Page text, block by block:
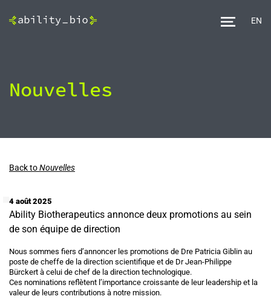
EN
Nouvelles
Back toNouvelles
4 août 2025
Ability Biotherapeutics annonce deux promotions au sein
de son équipe de direction
Nous sommes fiers d’annoncer les promotions de Dre Patricia Giblin au
poste de cheffe de la direction scientifique et de Dr Jean-Philippe
Bürckert à celui de chef de la direction technologique.
Ces nominations reflètent l’importance croissante de leur leadership et la
valeur de leurs contributions à notre mission.